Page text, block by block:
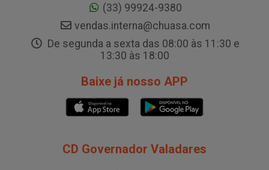
(33) 99924-9380
vendas.interna@chuasa.com
De segunda a sexta das 08:00 às 11:30 e
13:30 às 18:00
Baixe já nosso APP
CD Governador Valadares